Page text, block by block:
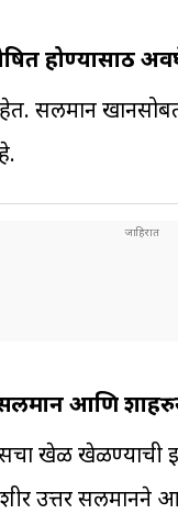
होण्यासाठी
सलमान
आणि
खेळ खेळण्याची
उत्तर सलमानने